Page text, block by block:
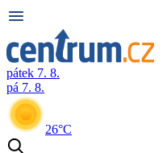
pátek 7. 8.
pá 7. 8.
26°C